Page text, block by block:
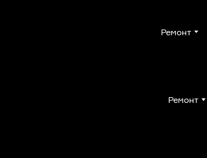
Ремонт
Ремонт